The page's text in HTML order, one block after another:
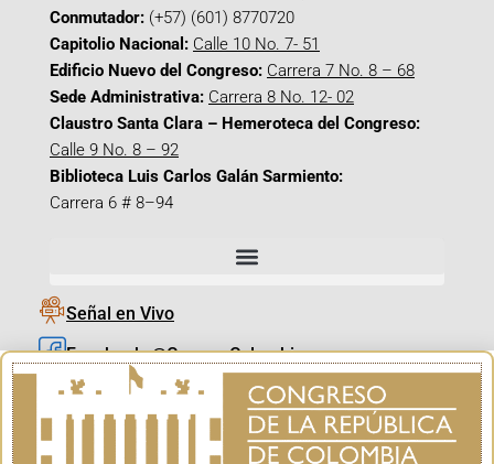
Conmutador: (+57) (601) 8770720
Capitolio Nacional: Calle 10 No. 7- 51
Edificio Nuevo del Congreso: Carrera 7 No. 8 – 68
Sede Administrativa: Carrera 8 No. 12- 02
Claustro Santa Clara – Hemeroteca del Congreso:
Calle 9 No. 8 – 92
Biblioteca Luis Carlos Galán Sarmiento:
Carrera 6 # 8–94
Señal en Vivo
Facebook_@CamaraColombia
Instagram_@CamaraColombia
X_@CamaraColombia